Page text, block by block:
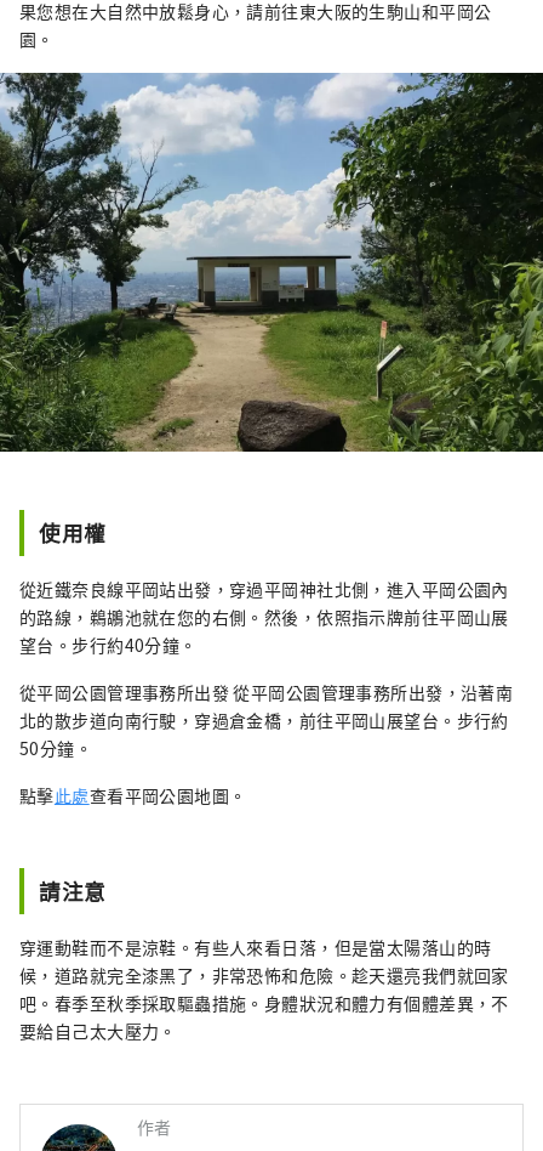
果您想在大自然中放鬆身心，請前往東大阪的生駒山和平岡公
園。
使用權
從近鐵奈良線平岡站出發，穿過平岡神社北側，進入平岡公園內
的路線，鵜鶘池就在您的右側。然後，依照指示牌前往平岡山展
望台。步行約40分鐘。
從平岡公園管理事務所出發 從平岡公園管理事務所出發，沿著南
北的散步道向南行駛，穿過倉金橋，前往平岡山展望台。步行約
50分鐘。
點擊此處查看平岡公園地圖。
請注意
穿運動鞋而不是涼鞋。有些人來看日落，但是當太陽落山的時
候，道路就完全漆黑了，非常恐怖和危險。趁天還亮我們就回家
吧。春季至秋季採取驅蟲措施。身體狀況和體力有個體差異，不
要給自己太大壓力。
作者